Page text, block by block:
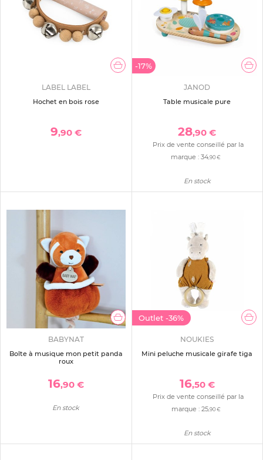
LABEL LABEL
Hochet en bois rose
9,90 €
-17%
JANOD
Table musicale pure
28,90 €
Prix de vente conseillé par la
marque :34 ,90 €
En stock
BABYNAT
Boîte à musique mon petit panda
roux
16,90 €
En stock
Outlet -36%
NOUKIES
Mini peluche musicale girafe tiga
16,50 €
Prix de vente conseillé par la
marque : 25,90 €
En stock